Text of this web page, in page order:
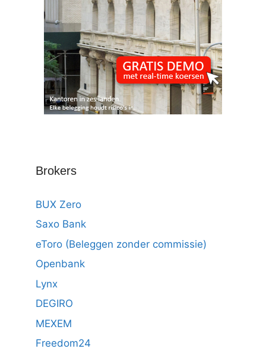
Brokers
BUX Zero
Saxo Bank
eToro (Beleggen zonder commissie)
Openbank
Lynx
DEGIRO
MEXEM
Freedom24